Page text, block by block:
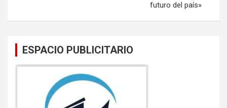
futuro del país»
ESPACIO PUBLICITARIO